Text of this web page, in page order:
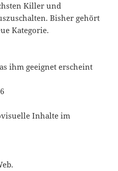
Killer und
Bisher gehört
Kategorie.
ihm geeignet erscheint
Inhalte im